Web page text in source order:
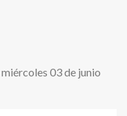
03 de junio